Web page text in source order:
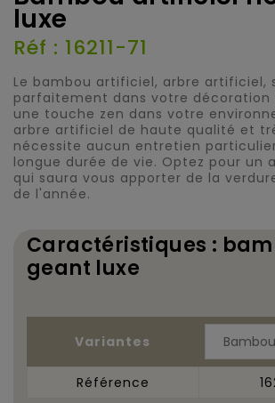
luxe
Réf : 16211-71
Le bambou artificiel, arbre artificiel,
parfaitement dans votre décoration
une touche zen dans votre
arbre artificiel de haute qualité et
nécessite aucun entretien
longue durée de vie. Optez pour un
qui saura vous apporter de la
de l'année.
Caractéristiques :
geant luxe
Variantes
Référence